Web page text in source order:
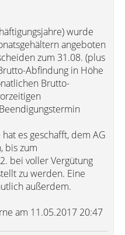
wurde
angeboten
zum 31.08. (plus
Abfindung in Höhe
Brutto-
es geschafft, dem AG
bis zum
bei voller Vergütung
zu werden. Eine
außerdem.
am 11.05.2017 20:47